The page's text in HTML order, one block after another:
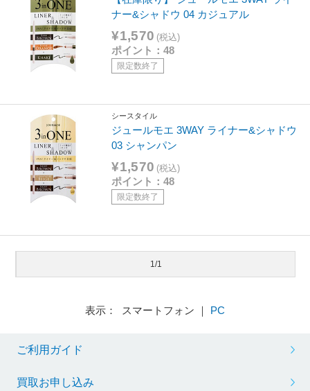
ナー&シャドウ 04 カジュアル
¥1,570 (税込)
ポイント：48
限定数終了
シースタイル
ジュールモエ 3WAY ライナー&シャドウ
03 シャンパン
¥1,570 (税込)
ポイント：48
限定数終了
1/1
表示： スマートフォン ｜ PC
ご利用ガイド
買取お申し込み